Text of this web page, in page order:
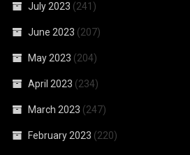
July 2023 (241)
June 2023 (207)
May 2023 (204)
April 2023 (234)
March 2023 (247)
February 2023 (220)